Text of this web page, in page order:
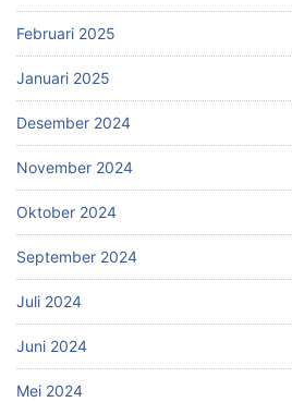
Februari 2025
Januari 2025
Desember 2024
November 2024
Oktober 2024
September 2024
Juli 2024
Juni 2024
Mei 2024